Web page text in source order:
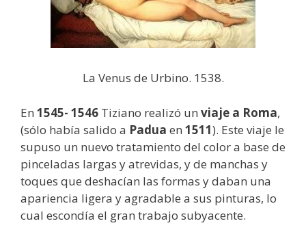
La Venus de Urbino. 1538.
En 1545- 1546 Tiziano realizó un viaje a Roma,
(sólo había salido a Padua en 1511). Este viaje le
supuso un nuevo tratamiento del color a base de
pinceladas largas y atrevidas, y de manchas y
toques que deshacían las formas y daban una
apariencia ligera y agradable a sus pinturas, lo
cual escondía el gran trabajo subyacente.